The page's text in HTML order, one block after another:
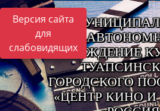
Версия сайта
для
слабовидящихУЧРЕЖДЕНИЕ
ГОРОДСКОГО
«ЦЕНТР КИНО